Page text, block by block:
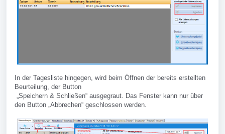
In der Tagesliste hingegen, wird beim Öffnen der bereits erstellten
Beurteilung, der Button
„Speichern & Schließen“ ausgegraut. Das Fenster kann nur über
den Button „Abbrechen“ geschlossen werden.